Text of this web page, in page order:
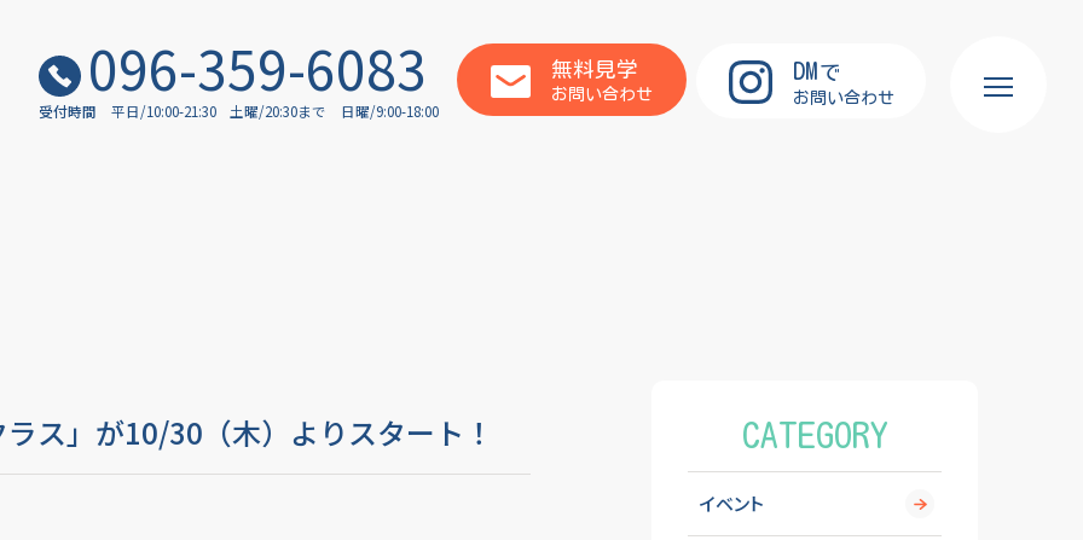
096-359-6083
受付時間 平日/10:00-21:30 土曜/20:30まで 日曜/9:00-18:00
無料見学
お問い合わせ
DMで
お問い合わせ
ス」が10/30（木）よりスタート！ CATEGORY
イベント